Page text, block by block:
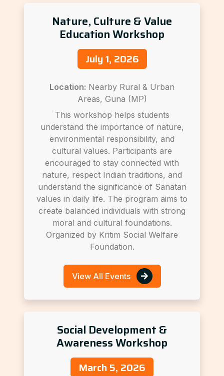
Nature, Culture & Value
Education Workshop
July 1, 2026
Location: Nearby Rural & Urban
Areas, Guna (MP)
This workshop helps students
understand the importance of nature,
environmental responsibility, and
cultural values. Participants are
encouraged to stay connected with
nature, respect Indian traditions, and
understand the significance of Sanatan
values in daily life. The program aims to
create balanced individuals with strong
moral and cultural foundations.
Organized by Kritim Social Welfare
Foundation.
View All Events
Social Development &
Awareness Workshop
March 5, 2026